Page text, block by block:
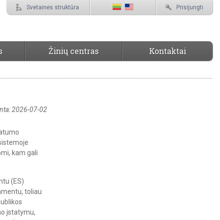
Svetainės struktūra Prisijungti
Žinių centras Kontaktai
2026-07-02
kam gali
(ES)
toliau
įstatymu,